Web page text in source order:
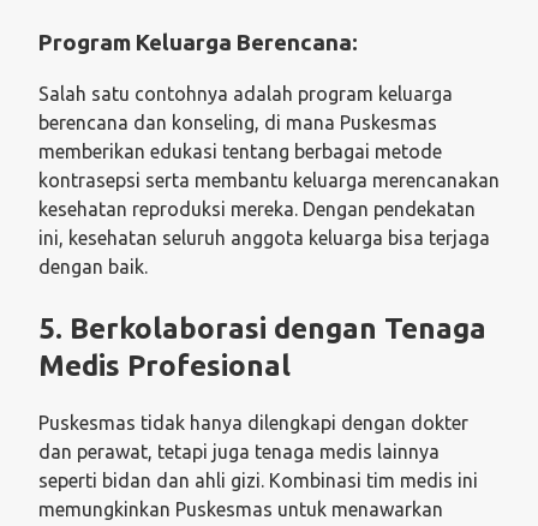
Program Keluarga Berencana:
Salah satu contohnya adalah program keluarga
berencana dan konseling, di mana Puskesmas
memberikan edukasi tentang berbagai metode
kontrasepsi serta membantu keluarga merencanakan
kesehatan reproduksi mereka. Dengan pendekatan
ini, kesehatan seluruh anggota keluarga bisa terjaga
dengan baik.
5. Berkolaborasi dengan Tenaga
Medis Profesional
Puskesmas tidak hanya dilengkapi dengan dokter
dan perawat, tetapi juga tenaga medis lainnya
seperti bidan dan ahli gizi. Kombinasi tim medis ini
memungkinkan Puskesmas untuk menawarkan